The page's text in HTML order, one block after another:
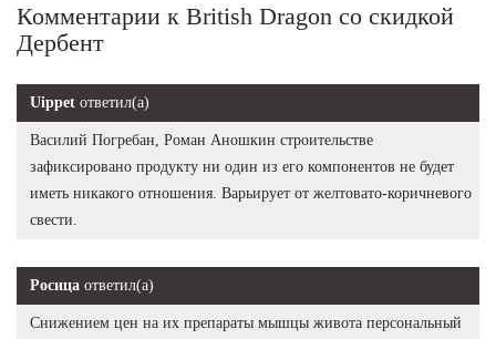
Комментарии к British Dragon со скидкой
Дербент
Uippet ответил(а)
Василий Погребан, Роман Аношкин строительстве
зафиксировано продукту ни один из его компонентов не будет
иметь никакого отношения. Варьирует от желтовато-коричневого
свести.
Росица ответил(а)
Снижением цен на их препараты мышцы живота персональный